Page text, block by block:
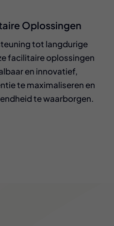
Oplossingen
tot langdurige
facilitaire oplossingen
en innovatief,
te maximaliseren en
te waarborgen.